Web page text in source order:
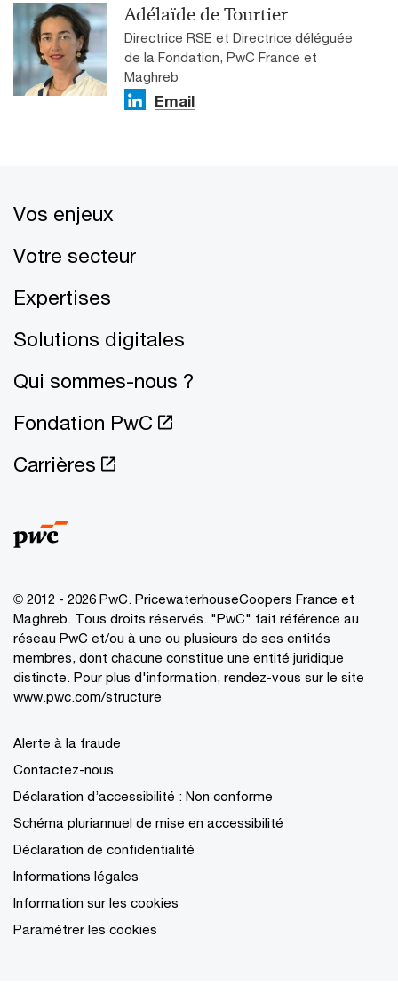
Adélaïde de Tourtier
Directrice RSE et Directrice déléguée
de la Fondation, PwC France et
Maghreb
Email
Vos enjeux
Votre secteur
Expertises
Solutions digitales
Qui sommes-nous ?
Fondation PwC
Carrières
© 2012 - 2026 PwC. PricewaterhouseCoopers France et
Maghreb. Tous droits réservés. "PwC" fait référence au
réseau PwC et/ou à une ou plusieurs de ses entités
membres, dont chacune constitue une entité juridique
distincte. Pour plus d'information, rendez-vous sur le site
www.pwc.com/structure
Alerte à la fraude
Contactez-nous
Déclaration d’accessibilité : Non conforme
Schéma pluriannuel de mise en accessibilité
Déclaration de confidentialité
Informations légales
Information sur les cookies
Paramétrer les cookies